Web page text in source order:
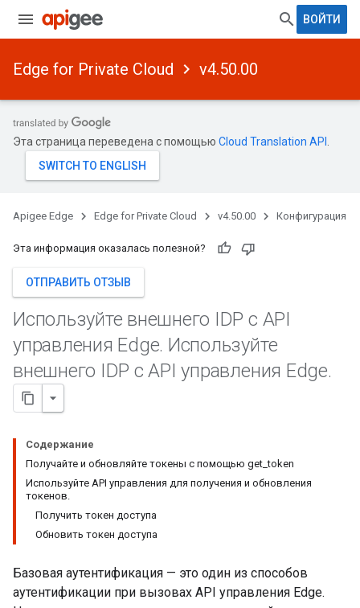
ВОЙТИ
Edge for Private Cloud v4.50.00
Эта страница переведена с помощью Cloud Translation API
Apigee Edge Edge for Private Cloud v4.50.00 Конфигурация
Эта информация оказалась полезной?
ОТПРАВИТЬ ОТЗЫВ
Используйте внешнего IDP с API
управления Edge. Используйте
внешнего IDP с API управления Edge.
Содержание
Получайте и обновляйте токены с помощью get_token
Используйте API управления для получения и обновления
токенов.
Получить токен доступа
Обновить токен доступа
Базовая аутентификация — это один из способов
аутентификации при вызовах API управления Edge.